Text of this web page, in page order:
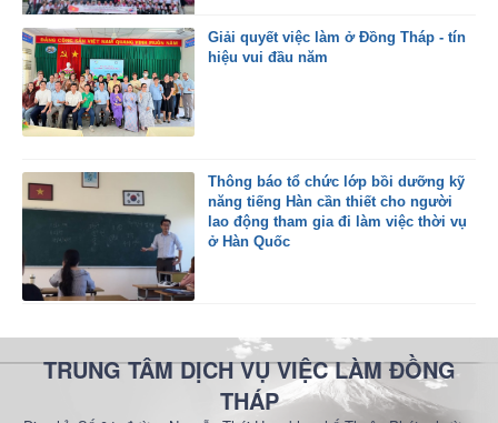
Giải quyết việc làm ở Đồng Tháp - tín
hiệu vui đầu năm
Thông báo tổ chức lớp bồi dưỡng kỹ
năng tiếng Hàn cần thiết cho người
lao động tham gia đi làm việc thời vụ
ở Hàn Quốc
TRUNG TÂM DỊCH VỤ VIỆC LÀM ĐỒNG
THÁP